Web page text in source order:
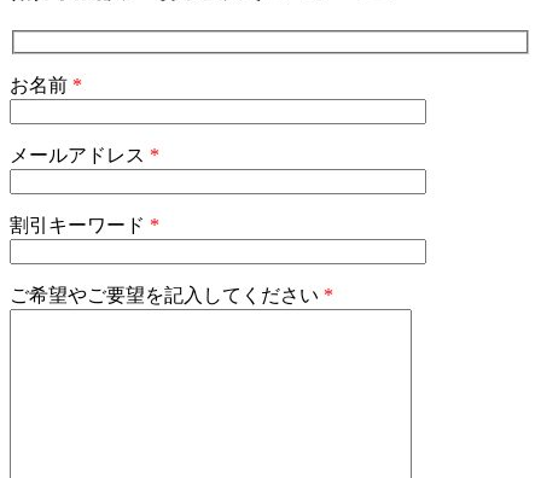
お名前 *
メールアドレス *
割引キーワード *
ご希望やご要望を記入してください *